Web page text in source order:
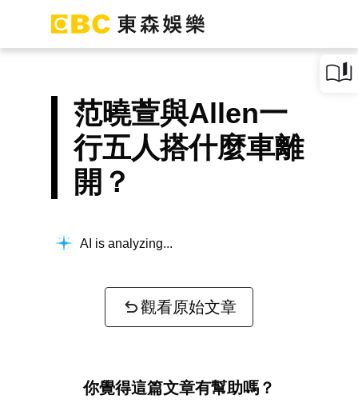
范曉萱與Allen一
行五人搭什麼車離
開？
AI is analyzing...
觀看原始文章
你覺得這篇文章有幫助嗎？